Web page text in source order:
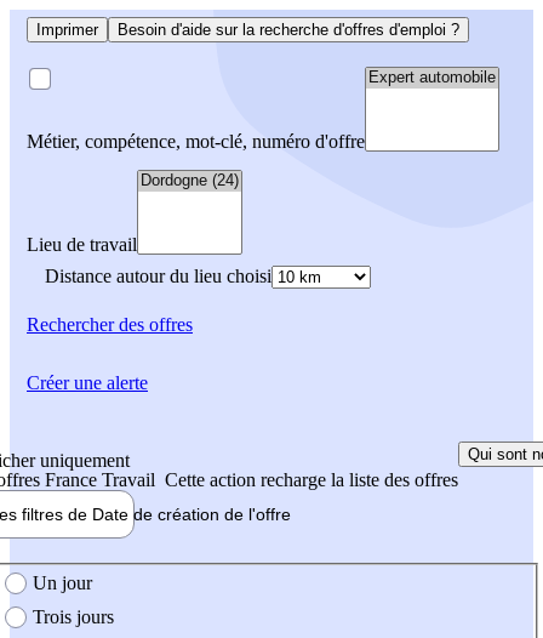
Imprimer Besoin d'aide sur la recherche d'offres d'emploi ?
Métier, compétence, mot-clé, numéro d'offre
Lieu de travail
Distance autour du lieu choisi
Rechercherdes offres
uniquement
France Travail Cette action recharge la liste des offres
Qui sont
filtres de Date de création de l'offre
création de l'offre
Un jour
Trois jours
Créer une alerte